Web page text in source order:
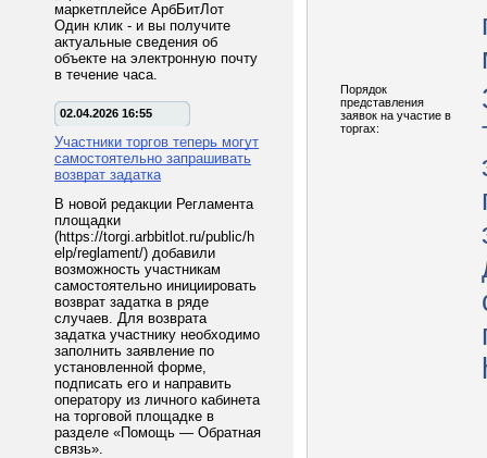
маркетплейсе АрбБитЛот
Один клик - и вы получите
актуальные сведения об
объекте на электронную почту
в течение часа.
02.04.2026 16:55
Участники торгов теперь могут
самостоятельно запрашивать
возврат задатка
В новой редакции Регламента
площадки
(https://torgi.arbbitlot.ru/public/h
elp/reglament/) добавили
возможность участникам
самостоятельно инициировать
возврат задатка в ряде
случаев. Для возврата
задатка участнику необходимо
заполнить заявление по
установленной форме,
подписать его и направить
оператору из личного кабинета
на торговой площадке в
разделе «Помощь — Обратная
связь».
Порядок
представления
заявок на участие в
торгах: